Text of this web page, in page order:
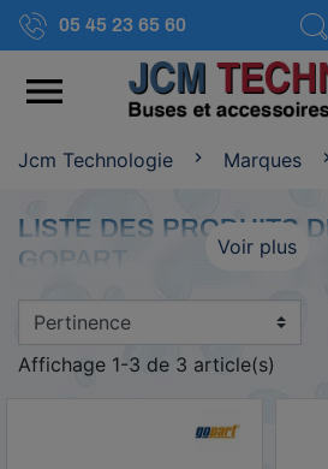
05 45 23 65 60

Jcm Technologie Marques
LISTE DES PRODUITS
GOPART
Voir plus
Affichage 1-3 de 3 article(s)